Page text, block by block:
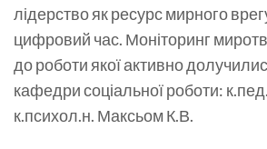
лідерство як ресурс мирного
цифровий час. Моніторинг
до роботи якої активно
кафедри соціальної роботи:
к.психол.н. Максьом К.В.